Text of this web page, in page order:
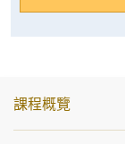
課程概覽